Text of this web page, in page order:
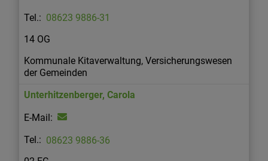
08623 9886-31
14 OG
Kommunale Kitaverwaltung, Versicherungswesen
der Gemeinden
Unterhitzenberger, Carola
08623 9886-36